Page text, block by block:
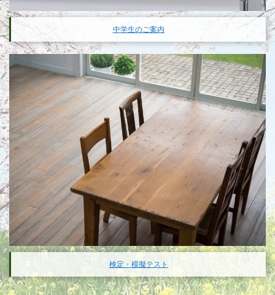
中学生のご案内
検定・模擬テスト